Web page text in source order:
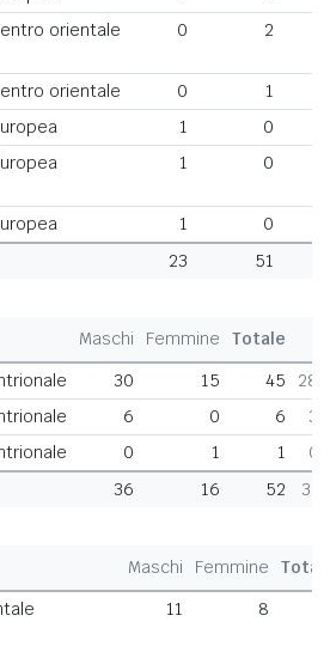
orientale 0 2
orientale 0
1
1
0
1 0
1
0
23 51
Maschi Femmine
Totale
30 15 45
6 0 6
0 1 1
36 16 52
Maschi Femmine
11 8